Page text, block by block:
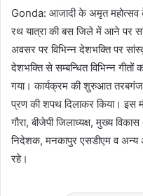
Gonda: आजादी के अमृत महोत्सव
रथ यात्रा की बस जिले में आने पर
अवसर पर विभिन्न देशभक्ति पर
देशभक्ति से सम्बन्धित विभिन्न
गया। कार्यक्रम की शुरुआत तरबगंज
प्रण की शपथ दिलाकर किया। इस
गौरा, बीजेपी जिलाध्यक्ष, मुख्य
निदेशक, मनकापुर एसडीएम व अन्य
रहे।